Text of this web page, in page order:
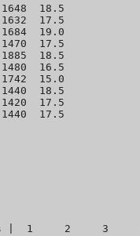
18.5
17.5
19.0
17.5
18.5
16.5
15.0
18.5
17.5
|  1     2     3